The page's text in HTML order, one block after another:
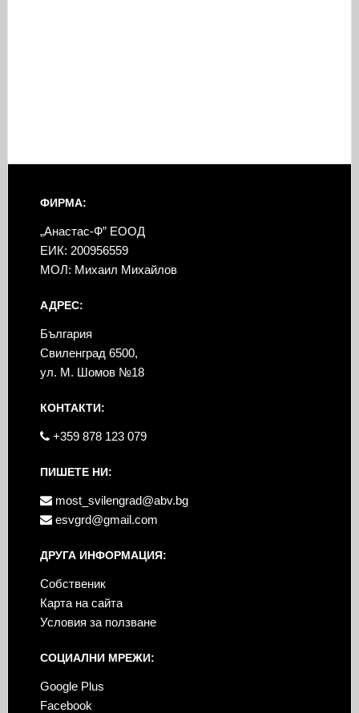
ФИРМА:
„Анастас-Ф” ЕООД
ЕИК: 200956559
МОЛ: Михаил Михайлов
АДРЕС:
България
Свиленград 6500,
ул. М. Шомов №18
КОНТАКТИ:
+359 878 123 079
ПИШЕТЕ НИ:
most_svilengrad@abv.bg
esvgrd@gmail.com
ДРУГА ИНФОРМАЦИЯ:
Собственик
Карта на сайта
Условия за ползване
СОЦИАЛНИ МРЕЖИ:
Google Plus
Facebook